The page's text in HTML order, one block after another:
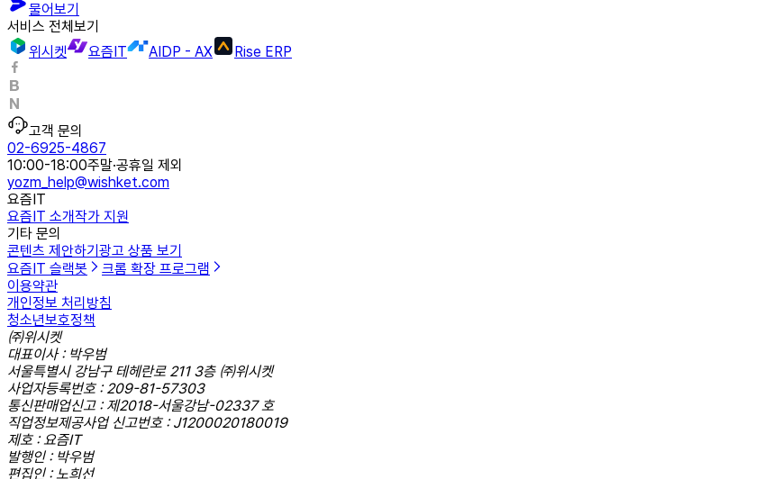
물어보기
서비스 전체보기
위시켓
요즘IT AIDP - AX Rise ERP
고객 문의
02-6925-4867
10:00-18:00주말·공휴일 제외
yozm_help@wishket.com
요즘IT
요즘IT 소개작가 지원
기타 문의
콘텐츠 제안하기 광고 상품 보기
요즘IT 슬랙봇
크롬 확장 프로그램
이용약관
개인정보 처리방침
청소년보호정책
㈜위시켓
대표이사 : 박우범
서울특별시 강남구 테헤란로 211 3층 ㈜위시켓
사업자등록번호 : 209-81-57303
통신판매업신고 : 제2018-서울강남-02337 호
직업정보제공사업 신고번호 : J1200020180019
제호 : 요즘IT
발행인 : 박우범
편집인 : 노희선